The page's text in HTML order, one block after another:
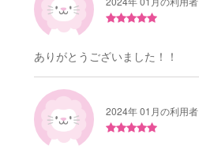
ありがとうございました！！
2024年 01月の利用者